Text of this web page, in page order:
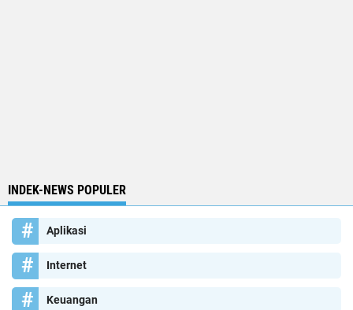
INDEK-NEWS POPULER
Aplikasi
Internet
Keuangan